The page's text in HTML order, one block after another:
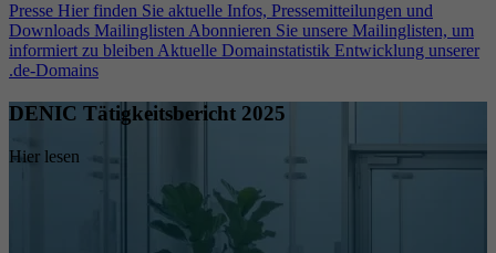
Presse Hier finden Sie aktuelle Infos, Pressemitteilungen und
Downloads Mailinglisten Abonnieren Sie unsere Mailinglisten, um
informiert zu bleiben Aktuelle Domainstatistik Entwicklung unserer
.de-Domains
DENIC Tätigkeitsbericht 2025
Hier lesen